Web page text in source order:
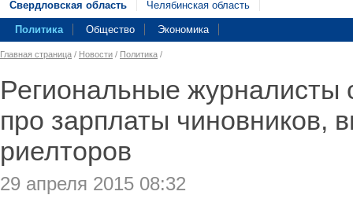
Свердловская область Челябинская область
Политика Общество Экономика
Главная страница / Новости / Политика /
Региональные журналисты
про зарплаты чиновников,
риелторов
29 апреля 2015 08:32